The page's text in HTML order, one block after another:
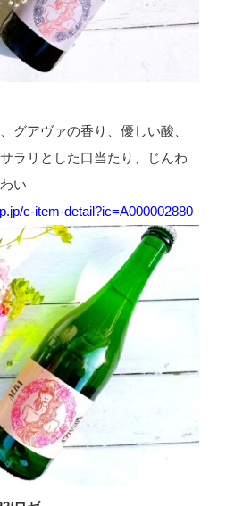
グアヴァの香り、優しい酸、
ラリとした口当たり、じんわ
い
c-item-detail?ic=A000002880